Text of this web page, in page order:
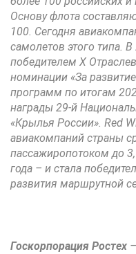
Основу флота
100. Сегодня
самолетов этого типа.
победителем X
номинации «За
программ по итогам
награды 29-й
«Крылья России». Red
авиакомпаний страны
пассажиропотоком до
года – и стала
развития маршрутной
Госкорпорация Ростех